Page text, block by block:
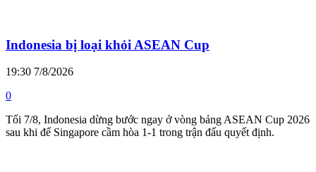
Indonesia bị loại khỏi ASEAN Cup
19:30 7/8/2026
0
Tối 7/8, Indonesia dừng bước ngay ở vòng bảng ASEAN Cup 2026
sau khi để Singapore cầm hòa 1-1 trong trận đấu quyết định.